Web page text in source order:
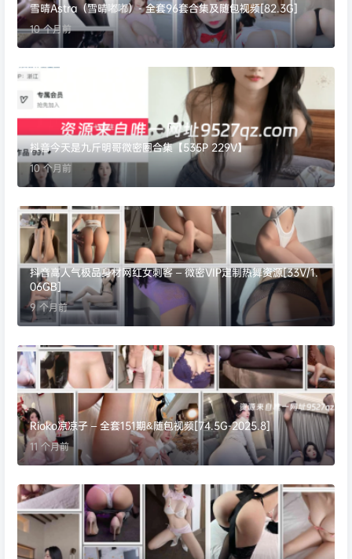
雪晴Astra（雪晴嘟嘟）- 全套96套合集及随包视频[82.3G]
10 个月前
抖音今天是九斤明哥微密圈合集【535P 229V】
10 个月前
抖音高人气极品身材网红女刺客 – 微密VIP定制热舞资源[33V/1.
06GB]
9 个月前
Rioko凉凉子 – 全套151期&随包视频[74.5G-2025.8]
11 个月前